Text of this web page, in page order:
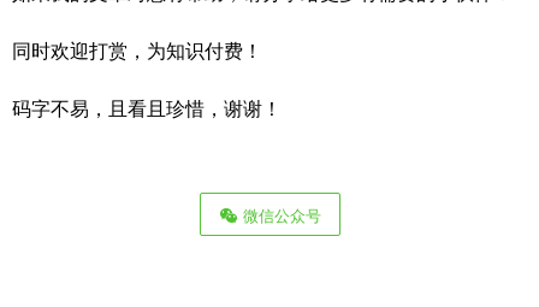
同时欢迎打赏，为知识付费！
码字不易，且看且珍惜，谢谢！
微信公众号